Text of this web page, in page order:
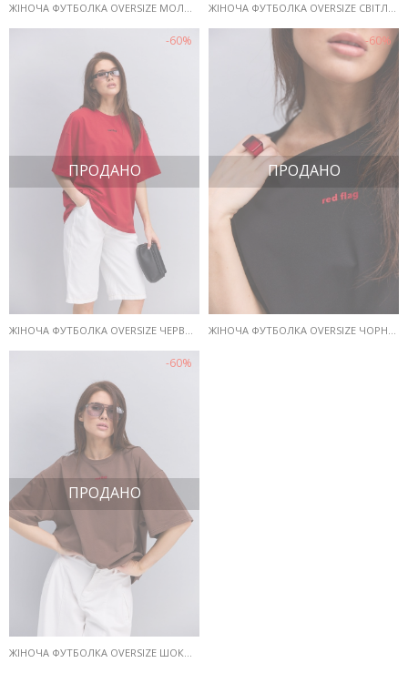
ЖІНОЧА ФУТБОЛКА OVERSIZE МОЛОЧНА З ПРИНТОМ RED FLAG ЖІНОЧА ФУТБОЛКА OVERSIZE СВІТЛО-ФІОЛЕТОВА З ПРИНТОМ RED FLAG
-60%
ПРОДАНО
-60%
ПРОДАНО
-60%
ПРОДАНО